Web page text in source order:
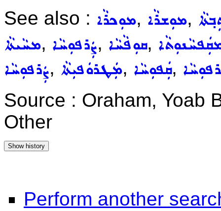
See also : ܡܘܼܟܪܵܐ, ܡܘܼܫܪܵܐ,
ܡܚܵܝܬܵܐ, ܨܲܪܦܘܼܚܵܐ, ܩܘܼܦܵܚܵܐ,
ܨܲܪܦܘܼܚܵܐ, ܡܲܛܪܘܿܦܝܼܬܵܐ, ܩܲܦܘܼܚܵܐ,
Source : Oraham, Yoab
Other
Perform another